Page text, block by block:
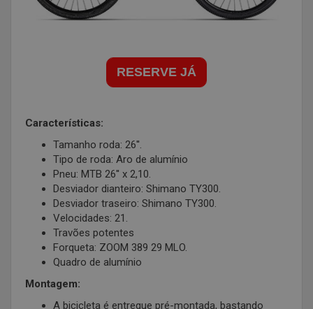
RESERVE JÁ
Características:
Tamanho roda: 26''.
Tipo de roda: Aro de alumínio
Pneu: MTB 26'' x 2,10.
Desviador dianteiro: Shimano TY300.
Desviador traseiro: Shimano TY300.
Velocidades: 21.
Travões potentes
Forqueta: ZOOM 389 29 MLO.
Quadro de alumínio
Montagem:
A bicicleta é entregue pré-montada, bastando